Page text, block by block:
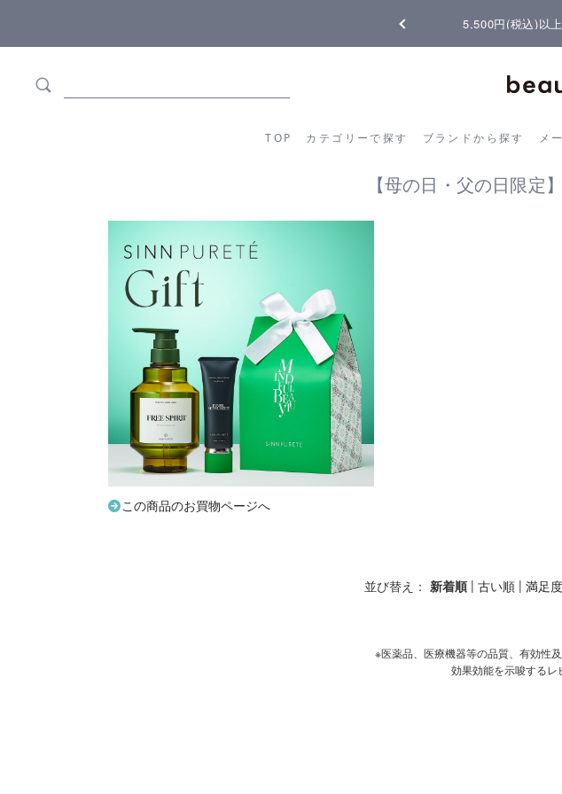
5,500円(税込)以
TOP カテゴリーで探す ブランドから探す メ
カテゴリーから探す ブランドから探す
【母の日・父の日限定
この商品のお買物ページへ
並び替え： 新着順 | 古い順 | 満足
※医薬品、医療機器等の品質、有効性
効果効能を示唆するレ